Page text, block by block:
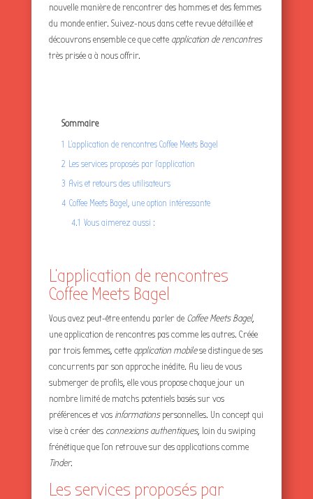
nouvelle manière de rencontrer des hommes et des femmes
du monde entier. Suivez-nous dans cette revue détaillée et
découvrons ensemble ce que cette application de rencontres
très prisée a à nous offrir.
Sommaire
1 L’application de rencontres Coffee Meets Bagel
2 Les services proposés par l’application
3 Avis et retours des utilisateurs
4 Coffee Meets Bagel, une option intéressante
4.1 Vous aimerez aussi :
L’application de rencontres
Coffee Meets Bagel
Vous avez peut-être entendu parler de Coffee Meets Bagel,
une application de rencontres pas comme les autres. Créée
par trois femmes, cette application mobilese distingue de ses
concurrents par son approche inédite. Au lieu de vous
submerger de profils, elle vous propose chaque jour un
nombre limité de matchs potentiels basés sur vos
préférences et vos informationspersonnelles. Un concept qui
vise à créer des connexions authentiques, loin du swiping
frénétique que l’on retrouve sur des applications comme
Tinder.
Les services proposés par